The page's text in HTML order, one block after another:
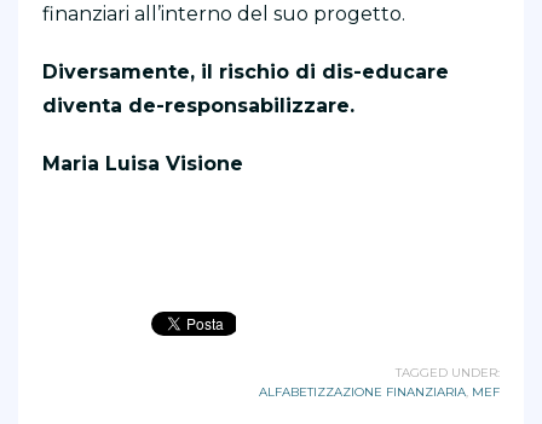
finanziari all’interno del suo progetto.
Diversamente, il rischio di dis-educare
diventa de-responsabilizzare.
Maria Luisa Visione
TAGGED UNDER:
ALFABETIZZAZIONE FINANZIARIA MEF